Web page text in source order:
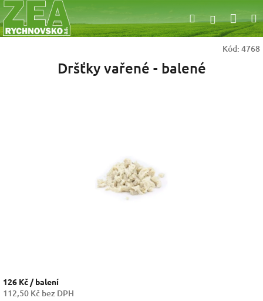
Přejít
na
obsah
HledatPřihlášení
Kód: 4768
Dršťky vařené - balené
126 Kč / balení
112,50 Kč bez DPH